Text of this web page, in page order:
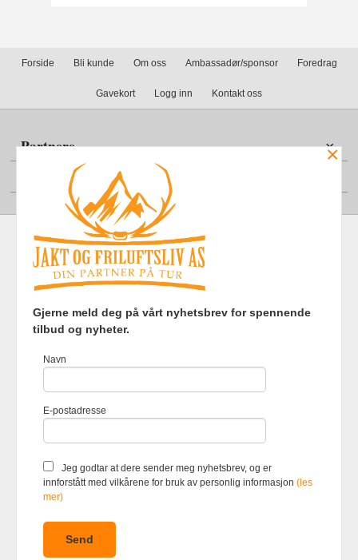
Forside Bli kunde Om oss Ambassadør/sponsor Foredrag
Gavekort Logg inn Kontakt oss
Partnere
Din konto
Frakt Kjøpsbetingelser Sikkerhet og personvern
Nyhetsbrev
Foretaksregisteret 920903363
du får en bedre kjøpsopplevelse og
bruker cookies hovedsaklig til å
hva du har puttet i handlekurven
din. Fortsett å bruke siden som
mer
×
Gjerne meld deg på vårt nyhetsbrev for spennende
tilbud og nyheter.
Navn
E-postadresse
Jeg godtar at dere sender meg nyhetsbrev, og er
innforstått med vilkårene for bruk av personlig informasjon(les
mer)